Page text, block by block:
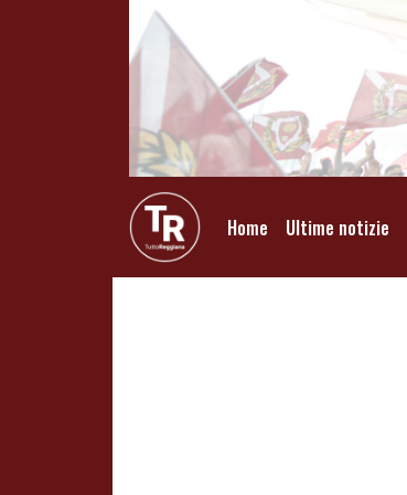
Home Ultime notizie